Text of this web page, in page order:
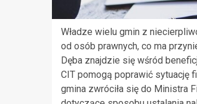
Władze wielu gmin z
od osób prawnych, co ma
Dęba znajdzie się wśród
CIT pomogą poprawić sytuację
gmina zwróciła się do Ministra